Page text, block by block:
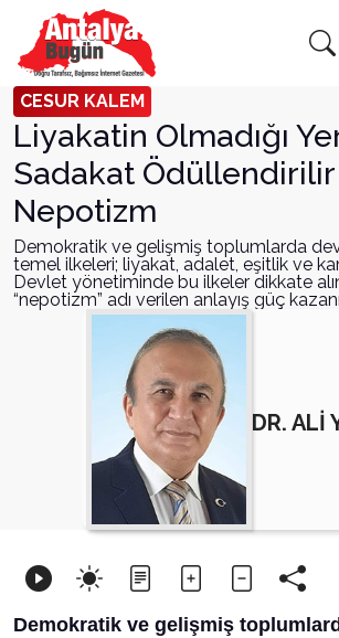
CESUR KALEM
Liyakatin Olmadığı
Sadakat Ödüllendirilir
Nepotizm
Demokratik ve gelişmiş toplumlarda
temel ilkeleri; liyakat, adalet, eşitlik ve
Devlet yönetiminde bu ilkeler dikkate
“nepotizm” adı verilen anlayış güç
DR. ALİ
Demokratik ve gelişmiş
Arama Yap!